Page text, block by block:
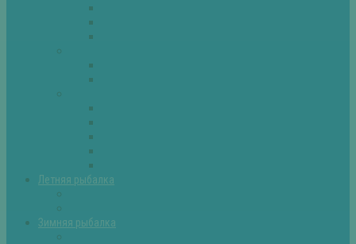
Летняя рыбалка
Зимняя рыбалка